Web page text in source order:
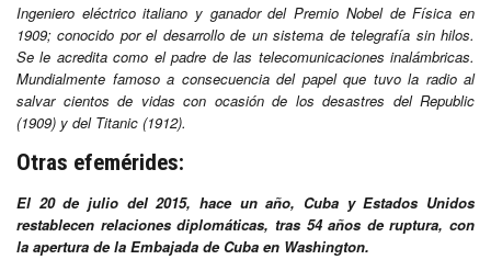
Ingeniero eléctrico italiano y ganador del Premio Nobel de Física en
1909; conocido por el desarrollo de un sistema de telegrafía sin hilos.
Se le acredita como el padre de las telecomunicaciones inalámbricas.
Mundialmente famoso a consecuencia del papel que tuvo la radio al
salvar cientos de vidas con ocasión de los desastres del Republic
(1909) y del Titanic (1912).
Otras efemérides:
El 20 de julio del 2015, hace un año, Cuba y Estados Unidos
restablecen relaciones diplomáticas, tras 54 años de ruptura, con
la apertura de la Embajada de Cuba en Washington.